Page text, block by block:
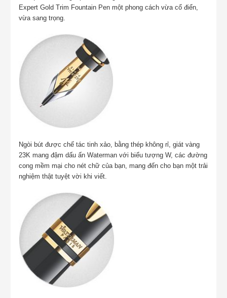
Expert Gold Trim Fountain Pen một phong cách vừa cổ điển,
vừa sang trọng.
Ngòi bút được chế tác tinh xảo, bằng thép không rỉ, giát vàng
23K mang đậm dấu ấn Waterman với biểu tượng W, các đường
cong mềm mại cho nét chữ của bạn, mang đến cho bạn một trải
nghiệm thật tuyệt vời khi viết.